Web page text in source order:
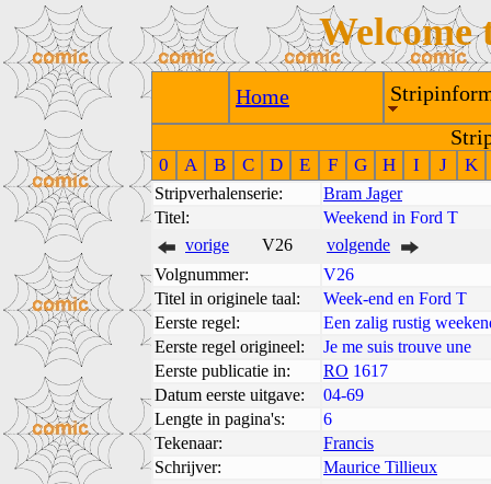
Welcome
Home
0 A B C D E F G H I J K
Stripverhalenserie:
Bram Jager
Titel:
Weekend in Ford T
vorige
V26
volgende
Volgnummer:
V26
Titel in originele taal:
Week-end en Ford T
Eerste regel:
Een zalig rustig
Eerste regel origineel:
Je me suis trouve une
Eerste publicatie in:
RO 1617
Datum eerste uitgave:
04-69
Lengte in pagina's:
6
Tekenaar:
Francis
Schrijver:
Maurice Tillieux